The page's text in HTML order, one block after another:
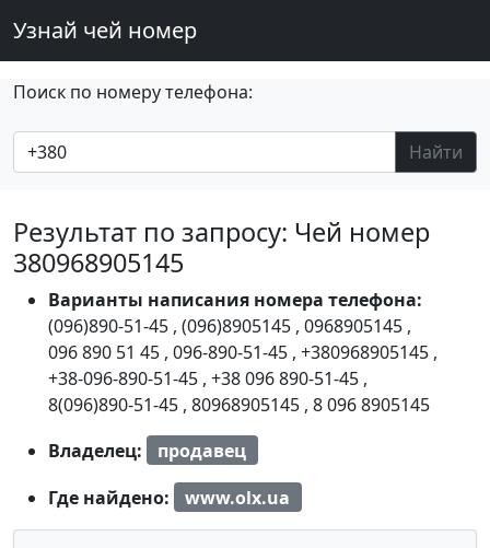
Узнай чей номер
Поиск по номеру телефона:
Найти
Результат по запросу: Чей номер
380968905145
Варианты написания номера телефона:
(096)890-51-45 , (096)8905145 , 0968905145 ,
096 890 51 45 , 096-890-51-45 , +380968905145 ,
+38-096-890-51-45 , +38 096 890-51-45 ,
8(096)890-51-45 , 80968905145 , 8 096 8905145
Владелец:
продавец
Где найдено:
www.olx.ua